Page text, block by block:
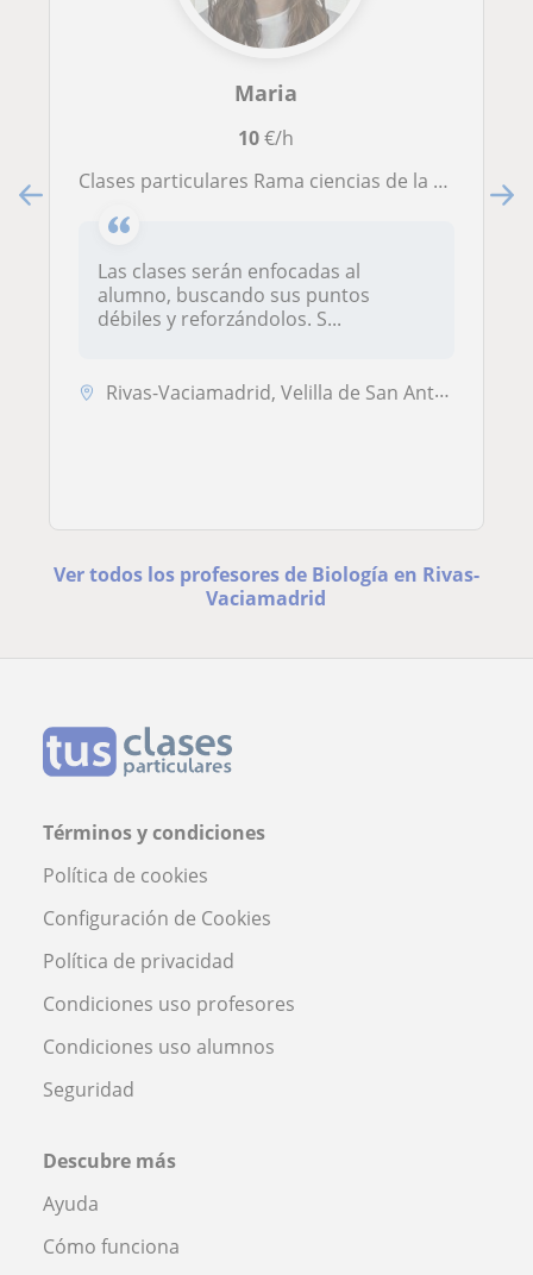
Maria
10€/h
Clases particulares Rama ciencias de la Salud adaptadas a las necesidades de los alumnos
Las clases serán enfocadas al
alumno, buscando sus puntos
débiles y reforzándolos. S...
Rivas-Vaciamadrid, Velilla de San Antonio
Ver todos los profesores de Biología en Rivas-
Vaciamadrid
Términos y condiciones
Política de cookies
Configuración de Cookies
Política de privacidad
Condiciones uso profesores
Condiciones uso alumnos
Seguridad
Descubre más
Ayuda
Cómo funciona